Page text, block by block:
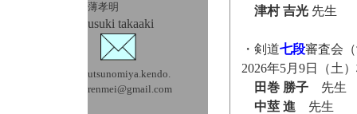
薄孝明
usuki takaaki
utsunomiya.kendo.
renmei@gmail.com
津村 吉光先生
・剣道七段審査会
2026年5月9日（土
田巻 勝子先生
中莖 進 先生